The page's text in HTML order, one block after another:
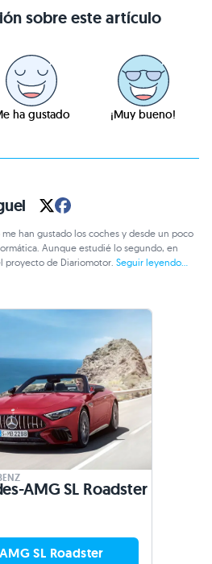
sobre este artículo
ha gustado ¡Muy bueno!
han gustado los coches y desde un poco
Aunque estudié lo segundo, en
proyecto de Diariomotor.Seguir leyendo...
AMG SL Roadster
SL Roadster